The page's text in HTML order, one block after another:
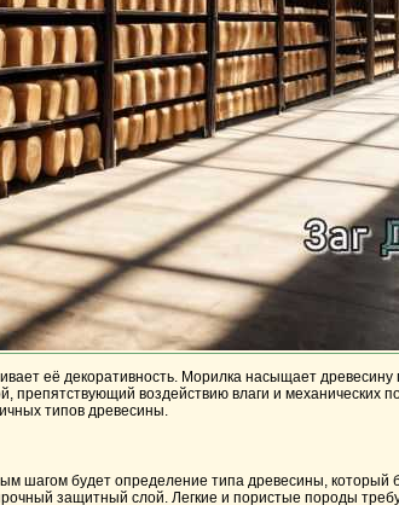
её декоративность. Морилка насыщает
воздействию влаги и механических
типов древесины.
шагом будет определение типа древесины, который
защитный слой. Легкие и пористые породы